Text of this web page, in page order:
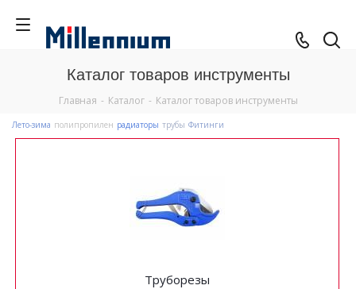
Каталог товаров инструменты
Главная - Каталог - Каталог товаров инструменты
Лето-зима полипропилен радиаторы трубы Фитинги
Труборезы